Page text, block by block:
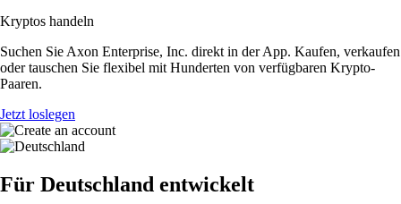
Kryptos handeln
Suchen Sie Axon Enterprise, Inc. direkt in der App. Kaufen, verkaufen
oder tauschen Sie flexibel mit Hunderten von verfügbaren Krypto-
Paaren.
Jetzt loslegen
Für Deutschland entwickelt